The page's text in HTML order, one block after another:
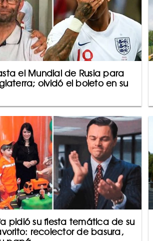
el Mundial de Rusia para
olvidó el boleto en su
pidió su fiesta temática de su
recolector de basura,